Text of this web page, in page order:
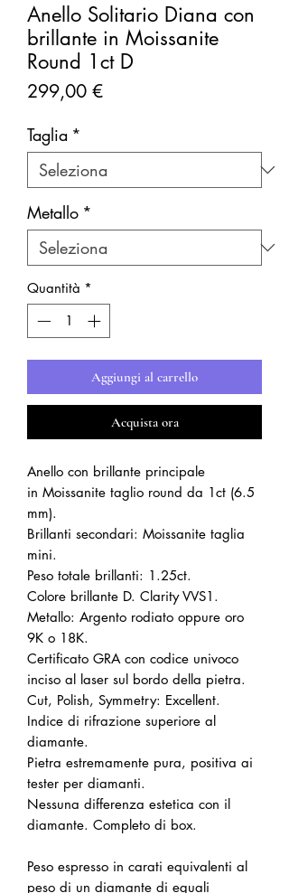
Anello Solitario Diana con
brillante in Moissanite
Round 1ct D
299,00 €Prezzo
Taglia *
Metallo *
Quantità *
Aggiungi al carrello
Acquista ora
Anello con brillante principale
in Moissanite taglio round da 1ct (6.5
mm).
Brillanti secondari: Moissanite taglia
mini.
Peso totale brillanti: 1.25ct.
Colore brillante D. Clarity VVS1.
Metallo: Argento rodiato oppure oro
9K o 18K.
Certificato GRA con codice univoco
inciso al laser sul bordo della pietra.
Cut, Polish, Symmetry: Excellent.
Indice di rifrazione superiore al
diamante.
Pietra estremamente pura, positiva ai
tester per diamanti.
Nessuna differenza estetica con il
diamante. Completo di box.
Peso espresso in carati equivalenti al
peso di un diamante di eguali